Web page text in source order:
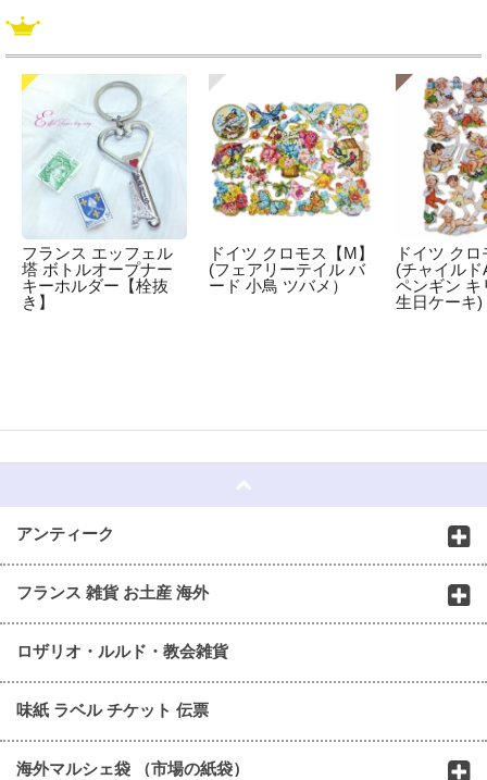
フランス エッフェル
塔 ボトルオープナー
キーホルダー【栓抜
き】
ドイツ クロモス【M】
(フェアリーテイル バ
ード 小鳥 ツバメ）
ドイツ ク
(チャイルド
ペンギン キ
生日ケーキ)
アンティーク
フランス 雑貨 お土産 海外
ロザリオ・ルルド・教会雑貨
味紙 ラベル チケット 伝票
海外マルシェ袋 （市場の紙袋）